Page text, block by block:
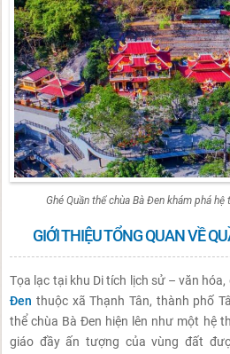
Ghé Quần thể chùa Bà Đen khám phá
GIỚI THIỆU TỔNG QUAN VỀ
Tọa lạc tại khu Di tích lịch sử – văn
Đen thuộc xã Thạnh Tân, thành phố
thể chùa Bà Đen hiện lên như một hệ
giáo đầy ấn tượng của vùng đất